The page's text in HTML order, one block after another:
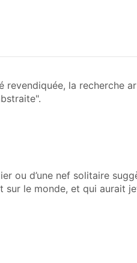
revendiquée, la recherche
ou d’une nef solitaire
sur le monde, et qui aurait